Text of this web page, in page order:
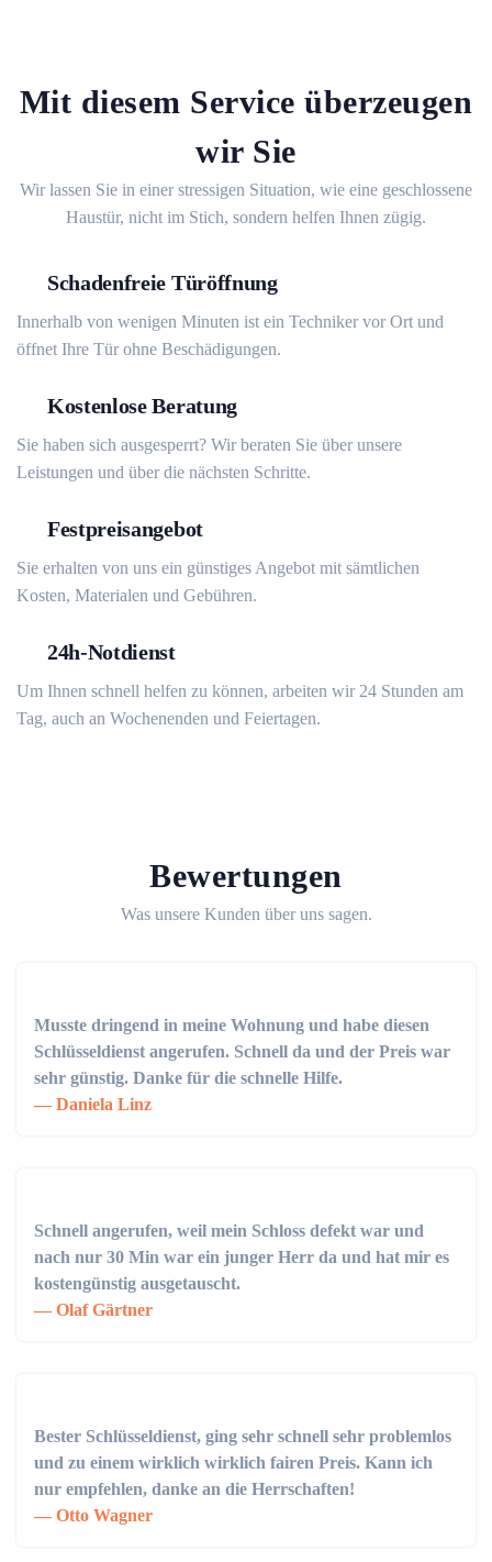
Mit diesem Service überzeugen
wir Sie
Wir lassen Sie in einer stressigen Situation, wie eine geschlossene
Haustür, nicht im Stich, sondern helfen Ihnen zügig.
Schadenfreie Türöffnung
Innerhalb von wenigen Minuten ist ein Techniker vor Ort und
öffnet Ihre Tür ohne Beschädigungen.
Kostenlose Beratung
Sie haben sich ausgesperrt? Wir beraten Sie über unsere
Leistungen und über die nächsten Schritte.
Festpreisangebot
Sie erhalten von uns ein günstiges Angebot mit sämtlichen
Kosten, Materialen und Gebühren.
24h-Notdienst
Um Ihnen schnell helfen zu können, arbeiten wir 24 Stunden am
Tag, auch an Wochenenden und Feiertagen.
Bewertungen
Was unsere Kunden über uns sagen.
Musste dringend in meine Wohnung und habe diesen
Schlüsseldienst angerufen. Schnell da und der Preis war
sehr günstig. Danke für die schnelle Hilfe.
Daniela Linz
Schnell angerufen, weil mein Schloss defekt war und
nach nur 30 Min war ein junger Herr da und hat mir es
kostengünstig ausgetauscht.
Olaf Gärtner
Bester Schlüsseldienst, ging sehr schnell sehr problemlos
und zu einem wirklich wirklich fairen Preis. Kann ich
nur empfehlen, danke an die Herrschaften!
Otto Wagner